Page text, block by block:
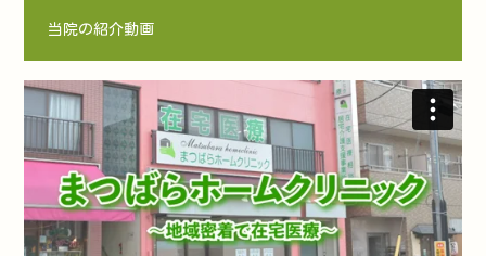
当院の紹介動画